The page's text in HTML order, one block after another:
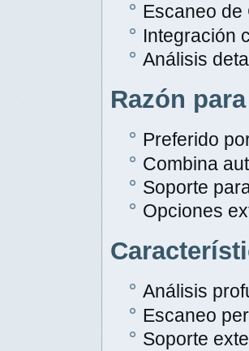
Escaneo de
Integración
Análisis
Razón
Preferido
Combina
Soporte
Opciones
Análisis
Escaneo
Soporte